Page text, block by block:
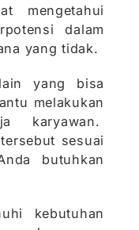
mengetahui
dalam
yang tidak.
yang bisa
melakukan
karyawan.
sesuai
butuhkan
kebutuhan